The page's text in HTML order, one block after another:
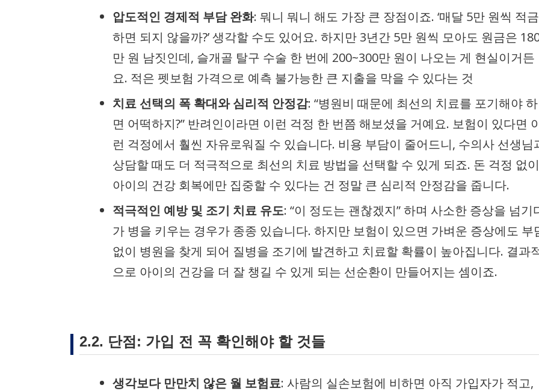
압도적인 경제적 부담 완화: 뭐니 뭐니 해도 가장 큰 장점이죠. ‘매달 5만 원씩 적금
하면 되지 않을까?’ 생각할 수도 있어요. 하지만 3년간 5만 원씩 모아도 원금은
만 원 남짓인데, 슬개골 탈구 수술 한 번에 200~300만 원이 나오는 게 현실이거든
요. 적은 펫보험 가격으로 예측 불가능한 큰 지출을 막을 수 있다는 것
치료 선택의 폭 확대와 심리적 안정감: “병원비 때문에 최선의 치료를 포기해야 하
면 어떡하지?” 반려인이라면 이런 걱정 한 번쯤 해보셨을 거예요. 보험이 있다면
런 걱정에서 훨씬 자유로워질 수 있습니다. 비용 부담이 줄어드니, 수의사 선생님
상담할 때도 더 적극적으로 최선의 치료 방법을 선택할 수 있게 되죠. 돈 걱정 없이
아이의 건강 회복에만 집중할 수 있다는 건 정말 큰 심리적 안정감을 줍니다.
적극적인 예방 및 조기 치료 유도: “이 정도는 괜찮겠지” 하며 사소한 증상을 넘기
가 병을 키우는 경우가 종종 있습니다. 하지만 보험이 있으면 가벼운 증상에도 부
없이 병원을 찾게 되어 질병을 조기에 발견하고 치료할 확률이 높아집니다. 결과
으로 아이의 건강을 더 잘 챙길 수 있게 되는 선순환이 만들어지는 셈이죠.
2.2. 단점: 가입 전 꼭 확인해야 할 것들
생각보다 만만치 않은 월 보험료: 사람의 실손보험에 비하면 아직 가입자가 적고,